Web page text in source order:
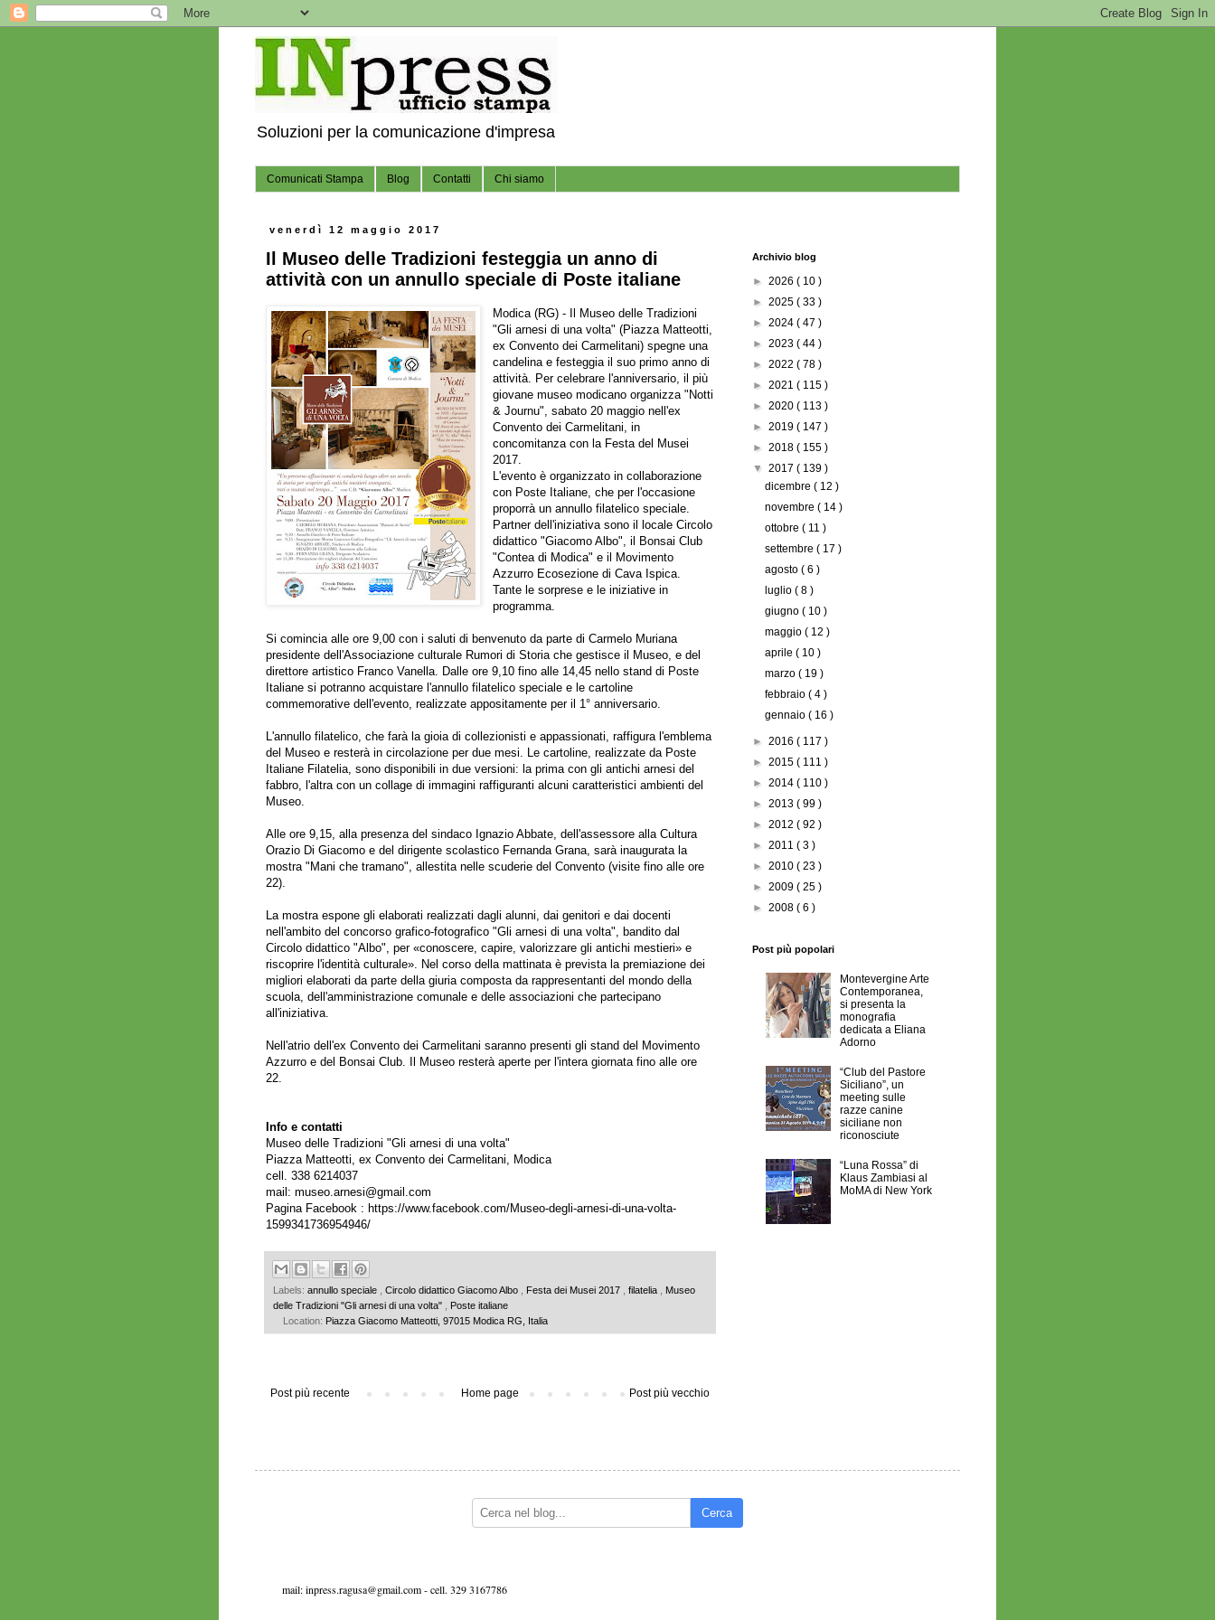
Soluzioni per la comunicazione d'impresa
Comunicati Stampa Blog Contatti Chi siamo
venerdì 12 maggio 2017
Il Museo delle Tradizioni festeggia un anno di
attività con un annullo speciale di Poste italiane
Modica (RG) - Il Museo delle Tradizioni
"Gli arnesi di una volta" (Piazza Matteotti,
ex Convento dei Carmelitani) spegne una
candelina e festeggia il suo primo anno di
attività. Per celebrare l'anniversario, il più
giovane museo modicano organizza "Notti
& Journu", sabato 20 maggio nell'ex
Convento dei Carmelitani, in
concomitanza con la Festa del Musei
2017.
L'evento è organizzato in collaborazione
con Poste Italiane, che per l'occasione
proporrà un annullo filatelico speciale.
Partner dell'iniziativa sono il locale Circolo
didattico "Giacomo Albo", il Bonsai Club
"Contea di Modica" e il Movimento
Azzurro Ecosezione di Cava Ispica.
Tante le sorprese e le iniziative in
programma.
Si comincia alle ore 9,00 con i saluti di benvenuto da parte di Carmelo Muriana
presidente dell'Associazione culturale Rumori di Storia che gestisce il Museo, e del
direttore artistico Franco Vanella. Dalle ore 9,10 fino alle 14,45 nello stand di Poste
Italiane si potranno acquistare l'annullo filatelico speciale e le cartoline
commemorative dell'evento, realizzate appositamente per il 1° anniversario.
L'annullo filatelico, che farà la gioia di collezionisti e appassionati, raffigura l'emblema
del Museo e resterà in circolazione per due mesi. Le cartoline, realizzate da Poste
Italiane Filatelia, sono disponibili in due versioni: la prima con gli antichi arnesi del
fabbro, l'altra con un collage di immagini raffiguranti alcuni caratteristici ambienti del
Museo.
Alle ore 9,15, alla presenza del sindaco Ignazio Abbate, dell'assessore alla Cultura
Orazio Di Giacomo e del dirigente scolastico Fernanda Grana, sarà inaugurata la
mostra "Mani che tramano", allestita nelle scuderie del Convento (visite fino alle ore
22).
La mostra espone gli elaborati realizzati dagli alunni, dai genitori e dai docenti
nell'ambito del concorso grafico-fotografico "Gli arnesi di una volta", bandito dal
Circolo didattico "Albo", per «conoscere, capire, valorizzare gli antichi mestieri» e
riscoprire l'identità culturale». Nel corso della mattinata è prevista la premiazione dei
migliori elaborati da parte della giuria composta da rappresentanti del mondo della
scuola, dell'amministrazione comunale e delle associazioni che partecipano
all'iniziativa.
Nell'atrio dell'ex Convento dei Carmelitani saranno presenti gli stand del Movimento
Azzurro e del Bonsai Club. Il Museo resterà aperte per l'intera giornata fino alle ore
22.
Info e contatti
Museo delle Tradizioni "Gli arnesi di una volta"
Piazza Matteotti, ex Convento dei Carmelitani, Modica
cell. 338 6214037
mail: museo.arnesi@gmail.com
Pagina Facebook : https://www.facebook.com/Museo-degli-arnesi-di-una-volta-
1599341736954946/
Labels: annullo speciale Circolo didattico Giacomo Albo Festa dei Musei 2017 filatelia
Museo
delle Tradizioni "Gli arnesi di una volta"
Poste italiane
Location: Piazza Giacomo Matteotti, 97015 Modica RG, Italia
Post più recente Post più vecchio
Home page
Archivio blog
► 2026 ( 10 )
► 2025 ( 33 )
► 2024 ( 47 )
► 2023 ( 44 )
► 2022 ( 78 )
► 2021 ( 115 )
► 2020 ( 113 )
► 2019 ( 147 )
► 2018 ( 155 )
▼ 2017 ( 139 )
dicembre( 12 )
novembre( 14 )
ottobre( 11 )
settembre( 17 )
agosto( 6 )
luglio( 8 )
giugno( 10 )
maggio( 12 )
aprile( 10 )
marzo( 19 )
febbraio( 4 )
gennaio( 16 )
► 2016 ( 117 )
► 2015 ( 111 )
► 2014 ( 110 )
► 2013 ( 99 )
► 2012 ( 92 )
► 2011 ( 3 )
► 2010 ( 23 )
► 2009 ( 25 )
► 2008 ( 6 )
Post più popolari
Montevergine Arte
Contemporanea,
si presenta la
monografia
dedicata a Eliana
Adorno
“Club del Pastore
Siciliano”, un
meeting sulle
razze canine
siciliane non
riconosciute
“Luna Rossa” di
Klaus Zambiasi al
MoMA di New York
Cerca
mail: inpress.ragusa@gmail.com -cell. 329 3167786